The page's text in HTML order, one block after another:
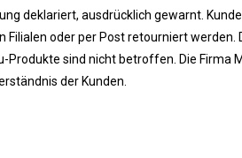
deklariert, ausdrücklich gewarnt.
Filialen oder per Post retourniert werden.
Produkte sind nicht betroffen. Die Firma
der Kunden.